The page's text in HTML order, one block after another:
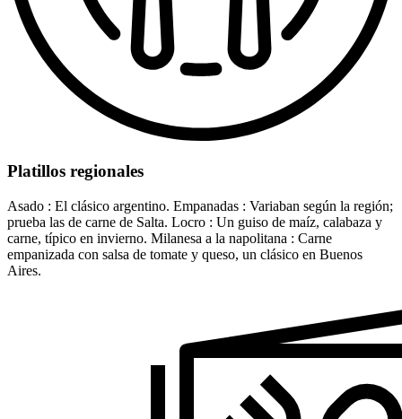
Platillos regionales
Asado : El clásico argentino. Empanadas : Variaban según la región;
prueba las de carne de Salta. Locro : Un guiso de maíz, calabaza y
carne, típico en invierno. Milanesa a la napolitana : Carne
empanizada con salsa de tomate y queso, un clásico en Buenos
Aires.